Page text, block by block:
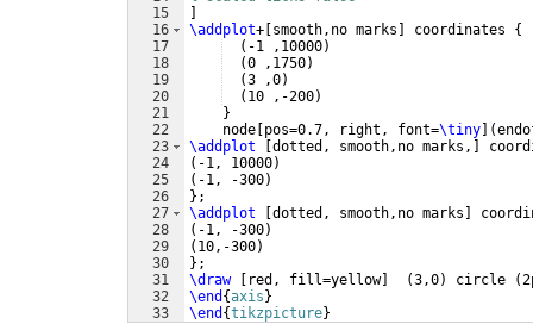
15
16
17
18
19
20
21
22
23
24
25
26
27
28
29
30
31
32
33
\addplot+ smooth,no marks coordinates {
( -1 ,10000)
(0 ,1750)
(3 ,0)
( 10 ,-200)
}
    node
pos=0.7, right, font=\tiny (
\addplot
dotted, smooth,no marks,
( -1, 10000)
( -1, -300)
} ;
\addplot
dotted, smooth,no marks
( -1, -300)
( 10,-300)
} ;
\draw
red, fill=yellow] (3,0) circle (
\end {axis }
\end {tikzpicture}